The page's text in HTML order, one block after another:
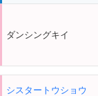
ダンシングキイ
シスタートウショウ